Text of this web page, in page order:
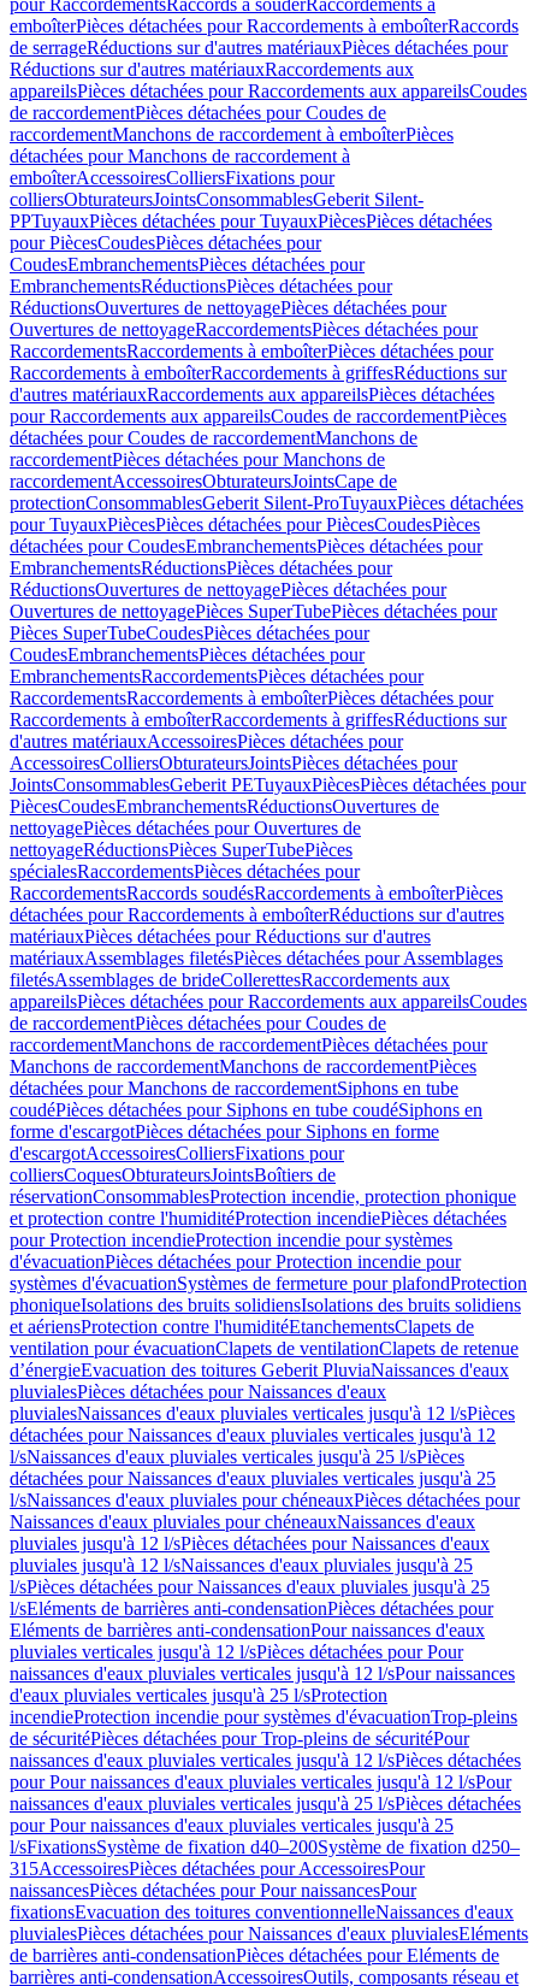
pour RaccordementsRaccords à souderRaccordements à
emboîterPièces détachées pour Raccordements à emboîterRaccords
de serrageRéductions sur d'autres matériauxPièces détachées pour
Réductions sur d'autres matériauxRaccordements aux
appareilsPièces détachées pour Raccordements aux appareilsCoudes
de raccordementPièces détachées pour Coudes de
raccordementManchons de raccordement à emboîterPièces
détachées pour Manchons de raccordement à
emboîterAccessoiresColliersFixations pour
colliersObturateursJointsConsommablesGeberit Silent-
PPTuyauxPièces détachées pour TuyauxPiècesPièces détachées
pour PiècesCoudesPièces détachées pour
CoudesEmbranchementsPièces détachées pour
EmbranchementsRéductionsPièces détachées pour
RéductionsOuvertures de nettoyagePièces détachées pour
Ouvertures de nettoyageRaccordementsPièces détachées pour
RaccordementsRaccordements à emboîterPièces détachées pour
Raccordements à emboîterRaccordements à griffesRéductions sur
d'autres matériauxRaccordements aux appareilsPièces détachées
pour Raccordements aux appareilsCoudes de raccordementPièces
détachées pour Coudes de raccordementManchons de
raccordementPièces détachées pour Manchons de
raccordementAccessoiresObturateursJointsCape de
protectionConsommablesGeberit Silent-ProTuyauxPièces détachées
pour TuyauxPiècesPièces détachées pour PiècesCoudesPièces
détachées pour CoudesEmbranchementsPièces détachées pour
EmbranchementsRéductionsPièces détachées pour
RéductionsOuvertures de nettoyagePièces détachées pour
Ouvertures de nettoyagePièces SuperTubePièces détachées pour
Pièces SuperTubeCoudesPièces détachées pour
CoudesEmbranchementsPièces détachées pour
EmbranchementsRaccordementsPièces détachées pour
RaccordementsRaccordements à emboîterPièces détachées pour
Raccordements à emboîterRaccordements à griffesRéductions sur
d'autres matériauxAccessoiresPièces détachées pour
AccessoiresColliersObturateursJointsPièces détachées pour
JointsConsommablesGeberit PETuyauxPiècesPièces détachées pour
PiècesCoudesEmbranchementsRéductionsOuvertures de
nettoyagePièces détachées pour Ouvertures de
nettoyageRéductionsPièces SuperTubePièces
spécialesRaccordementsPièces détachées pour
RaccordementsRaccords soudésRaccordements à emboîterPièces
détachées pour Raccordements à emboîterRéductions sur d'autres
matériauxPièces détachées pour Réductions sur d'autres
matériauxAssemblages filetésPièces détachées pour Assemblages
filetésAssemblages de brideCollerettesRaccordements aux
appareilsPièces détachées pour Raccordements aux appareilsCoudes
de raccordementPièces détachées pour Coudes de
raccordementManchons de raccordementPièces détachées pour
Manchons de raccordementManchons de raccordementPièces
détachées pour Manchons de raccordementSiphons en tube
coudéPièces détachées pour Siphons en tube coudéSiphons en
forme d'escargotPièces détachées pour Siphons en forme
d'escargotAccessoiresColliersFixations pour
colliersCoquesObturateursJointsBoîtiers de
réservationConsommablesProtection incendie, protection phonique
et protection contre l'humiditéProtection incendiePièces détachées
pour Protection incendieProtection incendie pour systèmes
d'évacuationPièces détachées pour Protection incendie pour
systèmes d'évacuationSystèmes de fermeture pour plafondProtection
phoniqueIsolations des bruits solidiensIsolations des bruits solidiens
et aériensProtection contre l'humiditéEtanchementsClapets de
ventilation pour évacuationClapets de ventilationClapets de retenue
d’énergieEvacuation des toitures Geberit PluviaNaissances d'eaux
pluvialesPièces détachées pour Naissances d'eaux
pluvialesNaissances d'eaux pluviales verticales jusqu'à 12 l/sPièces
détachées pour Naissances d'eaux pluviales verticales jusqu'à 12
l/sNaissances d'eaux pluviales verticales jusqu'à 25 l/sPièces
détachées pour Naissances d'eaux pluviales verticales jusqu'à 25
l/sNaissances d'eaux pluviales pour chéneauxPièces détachées pour
Naissances d'eaux pluviales pour chéneauxNaissances d'eaux
pluviales jusqu'à 12 l/sPièces détachées pour Naissances d'eaux
pluviales jusqu'à 12 l/sNaissances d'eaux pluviales jusqu'à 25
l/sPièces détachées pour Naissances d'eaux pluviales jusqu'à 25
l/sEléments de barrières anti-condensationPièces détachées pour
Eléments de barrières anti-condensationPour naissances d'eaux
pluviales verticales jusqu'à 12 l/sPièces détachées pour Pour
naissances d'eaux pluviales verticales jusqu'à 12 l/sPour naissances
d'eaux pluviales verticales jusqu'à 25 l/sProtection
incendieProtection incendie pour systèmes d'évacuationTrop-pleins
de sécuritéPièces détachées pour Trop-pleins de sécuritéPour
naissances d'eaux pluviales verticales jusqu'à 12 l/sPièces détachées
pour Pour naissances d'eaux pluviales verticales jusqu'à 12 l/sPour
naissances d'eaux pluviales verticales jusqu'à 25 l/sPièces détachées
pour Pour naissances d'eaux pluviales verticales jusqu'à 25
l/sFixationsSystème de fixation d40–200Système de fixation d250–
315AccessoiresPièces détachées pour AccessoiresPour
naissancesPièces détachées pour Pour naissancesPour
fixationsEvacuation des toitures conventionnelleNaissances d'eaux
pluvialesPièces détachées pour Naissances d'eaux pluvialesEléments
de barrières anti-condensationPièces détachées pour Eléments de
barrières anti-condensationAccessoiresOutils, composants réseau et